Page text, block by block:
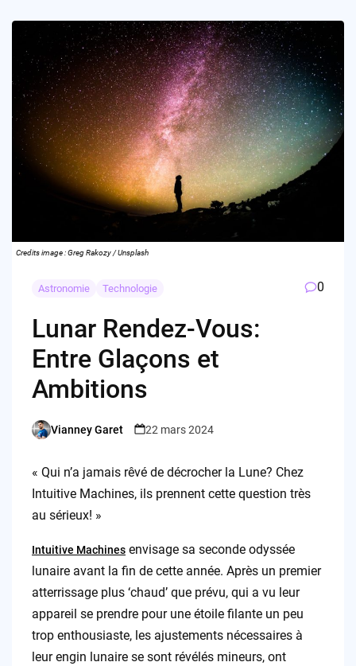
Credits image : Greg Rakozy / Unsplash
Astronomie Technologie 0
Lunar Rendez-Vous:
Entre Glaçons et
Ambitions
Posted
Vianney Garet 22 mars 2024
« Qui n’a jamais rêvé de décrocher la Lune? Chez
Intuitive Machines, ils prennent cette question très
au sérieux! »
Intuitive Machinesenvisage sa seconde odyssée
lunaire avant la fin de cette année. Après un premier
atterrissage plus ‘chaud’ que prévu, qui a vu leur
appareil se prendre pour une étoile filante un peu
trop enthousiaste, les ajustements nécessaires à
leur engin lunaire se sont révélés mineurs, ont